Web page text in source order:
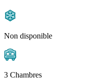
Non disponible
3 Chambres